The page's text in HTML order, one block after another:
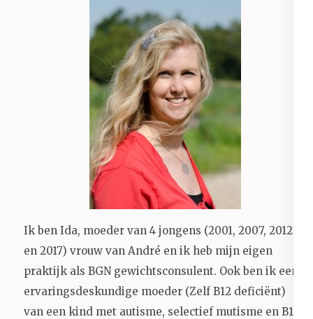
Ik ben Ida, moeder van 4 jongens (2001, 2007, 2012
en 2017) vrouw van André en ik heb mijn eigen
praktijk als BGN gewichtsconsulent. Ook ben ik een
ervaringsdeskundige moeder (Zelf B12 deficiënt)
van een kind met autisme, selectief mutisme en B12